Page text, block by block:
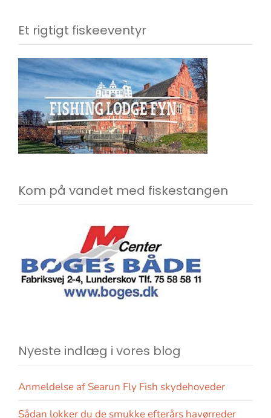
Et rigtigt fiskeeventyr
Kom på vandet med fiskestangen
Nyeste indlæg i vores blog
Anmeldelse af Searun Fly Fish skydehoveder
Sådan lokker du de smukke efterårs havørreder